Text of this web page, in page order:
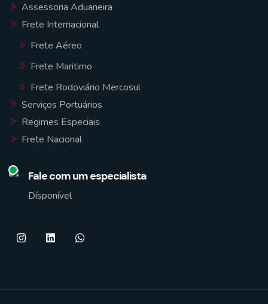
Assessoria Aduaneira
Frete Internacional
Frete Aéreo
Frete Maritimo
Frete Rodoviário Mercosul
Serviços Portuários
Regimes Especiais
Frete Nacional
Fale com um especialista
Dísponível